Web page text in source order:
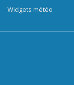
Widgets météo